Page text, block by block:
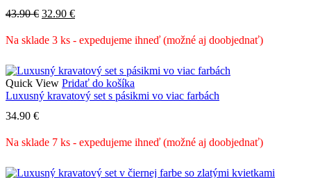
43.90€ Pôvodná
bola:
32.90 €Aktuálna
je:
Na sklade 3 ks - expedujeme ihneď (možné aj doobjednať)
Quick View Pridať do košíka
Luxusný kravatový set s pásikmi vo viac farbách
34.90 €
Na sklade 7 ks - expedujeme ihneď (možné aj doobjednať)